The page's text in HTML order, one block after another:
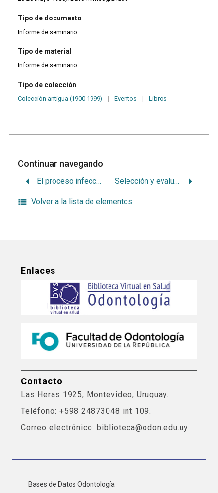
Tipo de documento
Informe de seminario
Tipo de material
Informe de seminario
Tipo de colección
Colección antigua (1900-1999) | Eventos | Libros
Continuar navegando
El proceso infeccioso. Mecanismos patogénicos Selección y evaluación de dientes pilares para prótesis fija
Volver a la lista de elementos
Enlaces
Contacto
Las Heras 1925, Montevideo, Uruguay.
Teléfono: +598 24873048 int 109.
Correo electrónico: biblioteca@odon.edu.uy
Bases de Datos Odontología